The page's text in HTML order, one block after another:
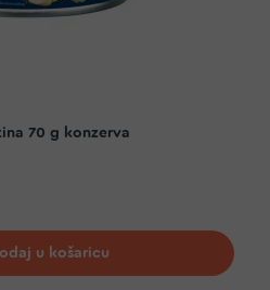
70 g konzerva
želja
u košaricu